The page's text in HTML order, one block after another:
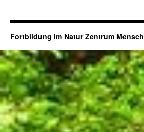
Fortbildung im Natur Zentrum Mensch